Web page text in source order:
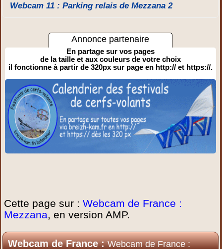
Webcam 11 : Parking relais de Mezzana 2
Annonce partenaire
En partage sur vos pages
de la taille et aux couleurs de votre choix
il fonctionne à partir de 320px sur page en http:// et https://.
Cette page sur :Webcam de France :
Mezzana, en version AMP.
Webcam de France :Webcam de France :